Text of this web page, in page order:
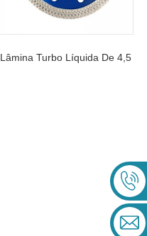
Lâmina Turbo Líquida De 4,5